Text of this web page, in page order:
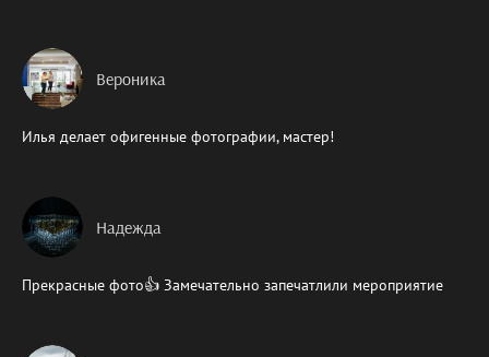
Вероника
Илья делает офигенные фотографии, мастер!
Надежда
Прекрасные фото👍 Замечательно запечатлили мероприятие